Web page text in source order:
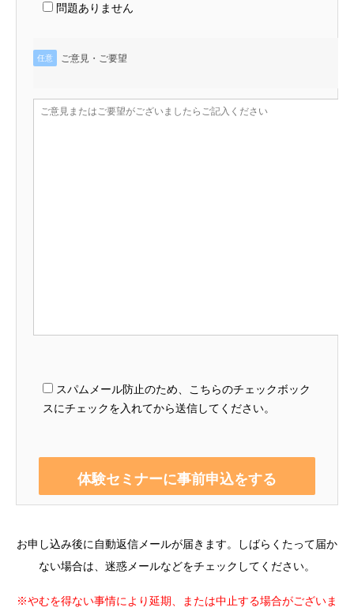
問題ありません
任意 ご意見・ご要望
スパムメール防止のため、こちらのチェックボック
スにチェックを入れてから送信してください。
お申し込み後に自動返信メールが届きます。しばらくたって届か
ない場合は、迷惑メールなどをチェックしてください。
※やむを得ない事情により延期、または中止する場合がございま